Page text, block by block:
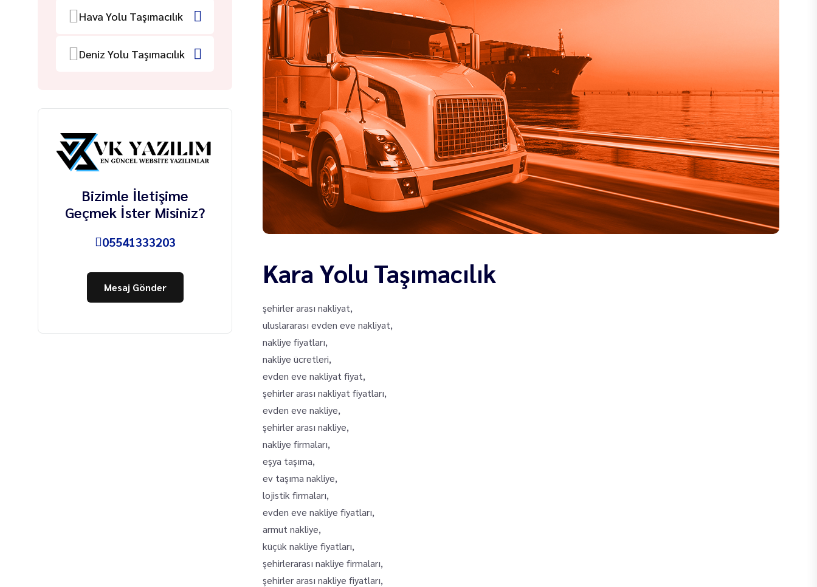
Kara Yolu Taşımacılık
şehirler arası nakliyat,
uluslararası evden eve nakliyat,
nakliye fiyatları,
nakliye ücretleri,
evden eve nakliyat fiyat,
şehirler arası nakliyat fiyatları,
evden eve nakliye,
şehirler arası nakliye,
nakliye firmaları,
eşya taşıma,
ev taşıma nakliye,
lojistik firmaları,
evden eve nakliye fiyatları,
armut nakliye,
küçük nakliye fiyatları,
şehirlerarası nakliye firmaları,
şehirler arası nakliye fiyatları,
Hava Yolu Taşımacılık
Deniz Yolu Taşımacılık
Bizimle İletişime
Geçmek İster Misiniz?
05541333203
Mesaj Gönder